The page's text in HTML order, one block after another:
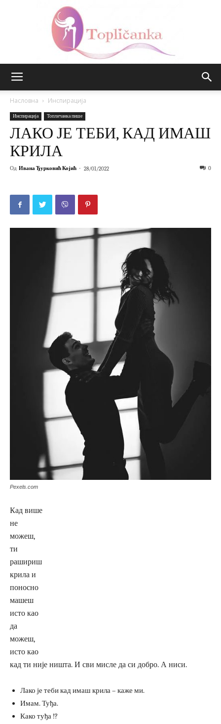
Насловна Инспирација
Инспирација Топличанка пише
ЛАКО ЈЕ ТЕБИ, КАД ИМАШ
КРИЛА
Од Ивана Ђурковић Којић - 28/01/2022 0
Pexels.com
Кад више
не
можеш,
ти
рашириш
крила и
поносно
машеш
исто као
да
можеш,
исто као
кад ти није ништа. И сви мисле да си добро. А ниси.
Лако је теби кад имаш крила – каже ми.
Имам. Туђа.
Како туђа !?